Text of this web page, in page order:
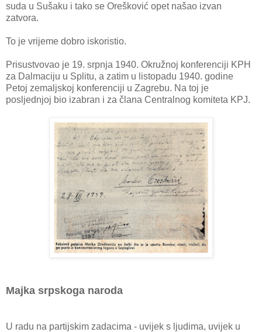
suda u Sušaku i tako se Orešković opet našao izvan
zatvora.
To je vrijeme dobro iskoristio.
Prisustvovao je 19. srpnja 1940. Okružnoj konferenciji KPH
za Dalmaciju u Splitu, a zatim u listopadu 1940. godine
Petoj zemaljskoj konferenciji u Zagrebu. Na toj je
posljednjoj bio izabran i za člana Centralnog komiteta KPJ.
Majka srpskoga naroda
U radu na partijskim zadacima - uvijek s ljudima, uvijek u